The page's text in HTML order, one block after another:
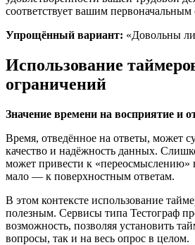
соответствует вашим
Упрощённый вариант: «Довольны
Использование
ограничений
Значение времени на восприятие и
Время, отведённое на ответы, может
качество и надёжность данных.
может привести к «переосмыслению»
мало — к поверхностным ответам.
В этом контексте использование
полезным. Сервисы типа Тестограф
возможность, позволяя установить
вопросы, так и на весь опрос в целом.